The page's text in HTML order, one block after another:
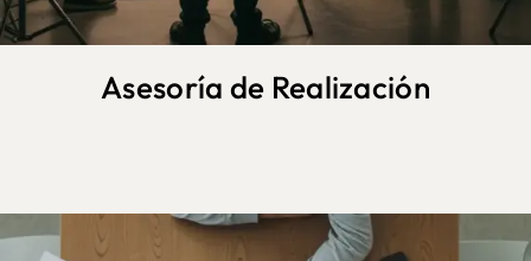
Asesoría de Realización